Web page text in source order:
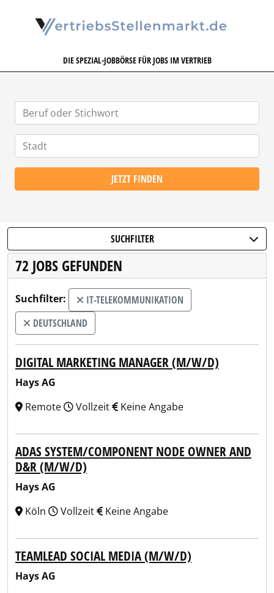
DIE SPEZIAL-JOBBÖRSE FÜR JOBS IM VERTRIEB
JETZT FINDEN
SUCHFILTER
72 JOBS GEFUNDEN
Suchfilter:
IT-TELEKOMMUNIKATION
DEUTSCHLAND
DIGITAL MARKETING MANAGER (M/W/D)
Hays AG
Remote
Vollzeit Keine Angabe
ADAS SYSTEM/COMPONENT NODE OWNER AND
D&R (M/W/D)
Hays AG
Köln
Vollzeit Keine Angabe
TEAMLEAD SOCIAL MEDIA (M/W/D)
Hays AG